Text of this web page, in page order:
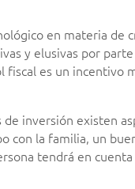
en materia de
y elusivas por
es un incentivo
inversión existen
con la familia, un
tendrá en